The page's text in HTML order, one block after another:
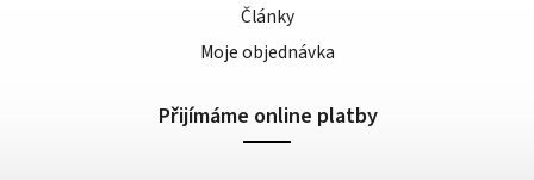
Články
Moje objednávka
Přijímáme online platby